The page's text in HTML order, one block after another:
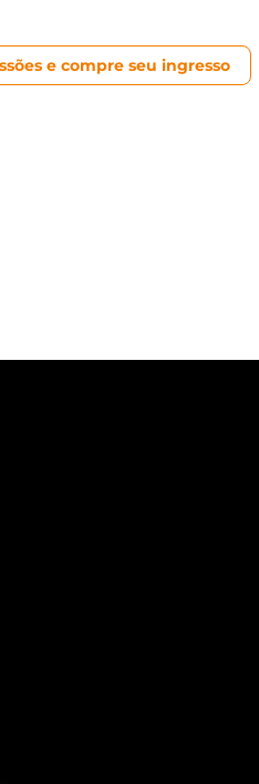
e compre seu ingresso